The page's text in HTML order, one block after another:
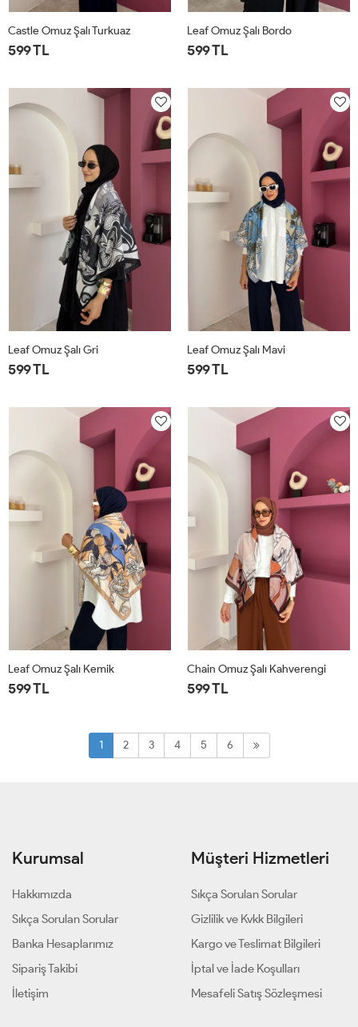
Castle Omuz Şalı Turkuaz
599 TL
Leaf Omuz Şalı Bordo
599 TL
Leaf Omuz Şalı Gri
599 TL
Leaf Omuz Şalı Mavi
599 TL
Leaf Omuz Şalı Kemik
599 TL
Chain Omuz Şalı Kahverengi
599 TL
1 2 3 4 5 6
Kurumsal
Hakkımızda
Sıkça Sorulan Sorular
Banka Hesaplarımız
Sipariş Takibi
İletişim
Müşteri Hizmetleri
Sıkça Sorulan Sorular
Gizlilik ve Kvkk Bilgileri
Kargo ve Teslimat Bilgileri
İptal ve İade Koşulları
Mesafeli Satış Sözleşmesi